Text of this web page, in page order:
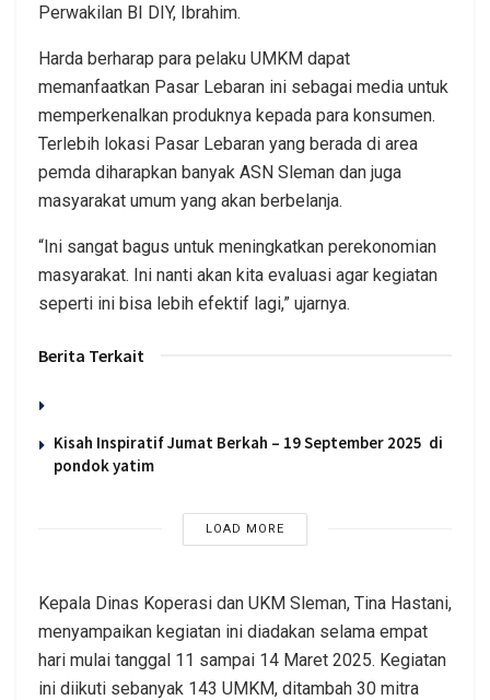
Perwakilan BI DIY, Ibrahim.
Harda berharap para pelaku UMKM dapat
memanfaatkan Pasar Lebaran ini sebagai media untuk
memperkenalkan produknya kepada para konsumen.
Terlebih lokasi Pasar Lebaran yang berada di area
pemda diharapkan banyak ASN Sleman dan juga
masyarakat umum yang akan berbelanja.
“Ini sangat bagus untuk meningkatkan perekonomian
masyarakat. Ini nanti akan kita evaluasi agar kegiatan
seperti ini bisa lebih efektif lagi,” ujarnya.
Berita Terkait
Kisah Inspiratif Jumat Berkah – 19 September 2025 di
pondok yatim
LOAD MORE
Kepala Dinas Koperasi dan UKM Sleman, Tina Hastani,
menyampaikan kegiatan ini diadakan selama empat
hari mulai tanggal 11 sampai 14 Maret 2025. Kegiatan
ini diikuti sebanyak 143 UMKM, ditambah 30 mitra